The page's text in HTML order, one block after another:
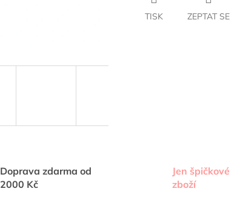
TISK ZEPTAT SE
Doprava zdarma od
2000 Kč
Jen špičkové
zboží